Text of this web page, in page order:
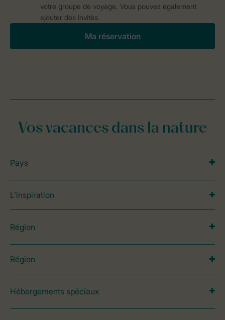
votre groupe de voyage. Vous pouvez également
ajouter des invités.
Ma réservation
Vos vacances dans la nature
Pays
L’inspiration
Région
Région
Hébergements spéciaux